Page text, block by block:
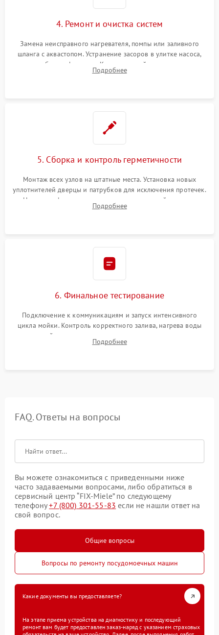
4. Ремонт и очистка систем
Замена неисправного нагревателя, помпы или заливного
шланга с аквастопом. Устранение засоров в улитке насоса,
патрубках и фильтрах. Компонентный ремонт платы
управления, восстановление поврежденной проводки.
Подробнее
5. Сборка и контроль герметичности
Монтаж всех узлов на штатные места. Установка новых
уплотнителей дверцы и патрубков для исключения протечек.
Надежная фиксация хомутов гидравлической системы,
сборка корпуса и установка датчика поплавка.
Подробнее
6. Финальное тестирование
Подключение к коммуникациям и запуск интенсивного
цикла мойки. Контроль корректного залива, нагрева воды
до нужной температуры, отсутствия посторонних шумов,
штатного слива и абсолютной сухости в поддоне.
Подробнее
FAQ. Ответы на вопросы
Вы можете ознакомиться с приведенными ниже
часто задаваемыми вопросами, либо обратиться в
сервисный центр “FIX-Miele” по следующему
телефону+7 (800) 301-55-83 если не нашли ответ на
свой вопрос.
Общие вопросы
Вопросы по ремонту посудомоечных машин
Какие документы вы предоставляете?
На этапе приема устройства на диагностику и последующий
ремонт вам будет предоставлен заказ-наряд с указанием страховых